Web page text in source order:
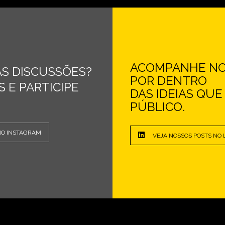
DISCUSSÕES?
E PARTICIPE
INSTAGRAM
ACOMPANHE
POR DENTRO
DAS IDEIAS
PÚBLICO.
VEJA NOSSOS POSTS NO